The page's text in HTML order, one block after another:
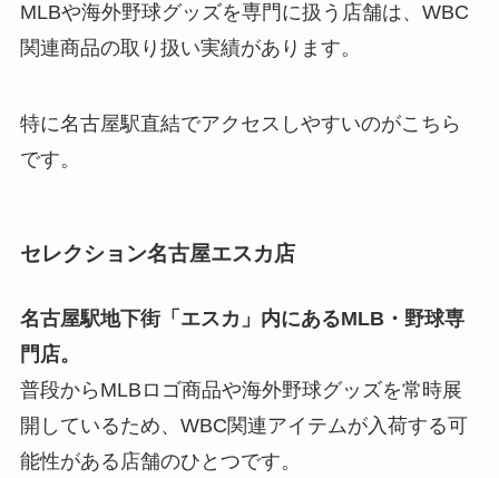
MLBや海外野球グッズを専門に扱う店舗は、WBC
関連商品の取り扱い実績があります。
特に名古屋駅直結でアクセスしやすいのがこちら
です。
セレクション名古屋エスカ店
名古屋駅地下街「エスカ」内にあるMLB・野球専
門店。
普段からMLBロゴ商品や海外野球グッズを常時展
開しているため、WBC関連アイテムが入荷する可
能性がある店舗のひとつです。